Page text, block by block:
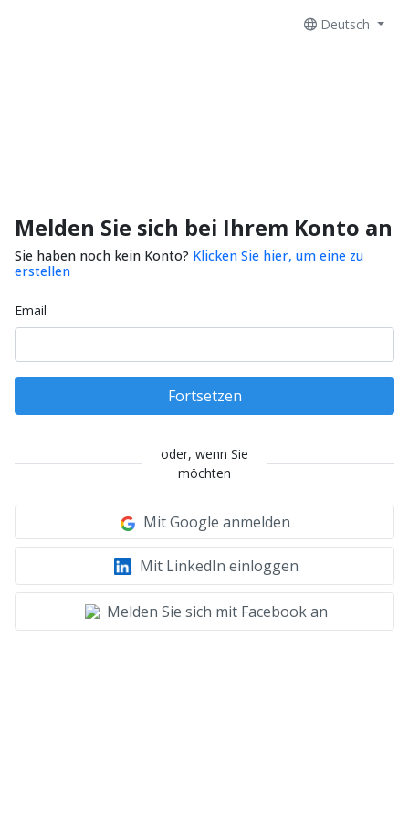
Deutsch
Melden Sie sich bei Ihrem Konto an
Sie haben noch kein Konto? Klicken Sie hier, um eine zu
erstellen
Email
Fortsetzen
oder, wenn Sie
möchten
Mit Google anmelden
Mit LinkedIn einloggen
Melden Sie sich mit Facebook an